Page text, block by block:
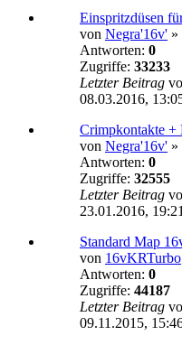
Einspritzdüsen
von Negra'16v' »
Antworten: 0
Zugriffe: 33233
Letzter Beitrag
08.03.2016,
Crimpkontakte +
von Negra'16v' »
Antworten: 0
Zugriffe: 32555
Letzter Beitrag
23.01.2016, 19:21
Standard Map
von 16vKRTurbo
Antworten: 0
Zugriffe: 44187
Letzter Beitrag
09.11.2015,